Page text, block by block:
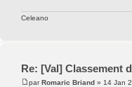
Celeano
Re: [Val] Classement
parRomaric Briand » 14 Jan